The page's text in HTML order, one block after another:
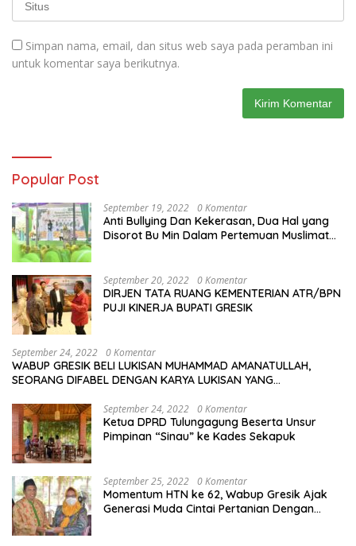
Simpan nama, email, dan situs web saya pada peramban ini
untuk komentar saya berikutnya.
Popular Post
September 19, 2022 0 Komentar
Anti Bullying Dan Kekerasan, Dua Hal yang
Disorot Bu Min Dalam Pertemuan Muslimat
September 20, 2022 0 Komentar
DIRJEN TATA RUANG KEMENTERIAN ATR/BPN
PUJI KINERJA BUPATI GRESIK
September 24, 2022 0 Komentar
WABUP GRESIK BELI LUKISAN MUHAMMAD AMANATULLAH,
SEORANG DIFABEL DENGAN KARYA LUKISAN YANG
September 24, 2022 0 Komentar
Ketua DPRD Tulungagung Beserta Unsur
Pimpinan “Sinau” ke Kades Sekapuk
September 25, 2022 0 Komentar
Momentum HTN ke 62, Wabup Gresik Ajak
Generasi Muda Cintai Pertanian Dengan